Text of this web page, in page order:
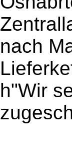
nach
h"Wir